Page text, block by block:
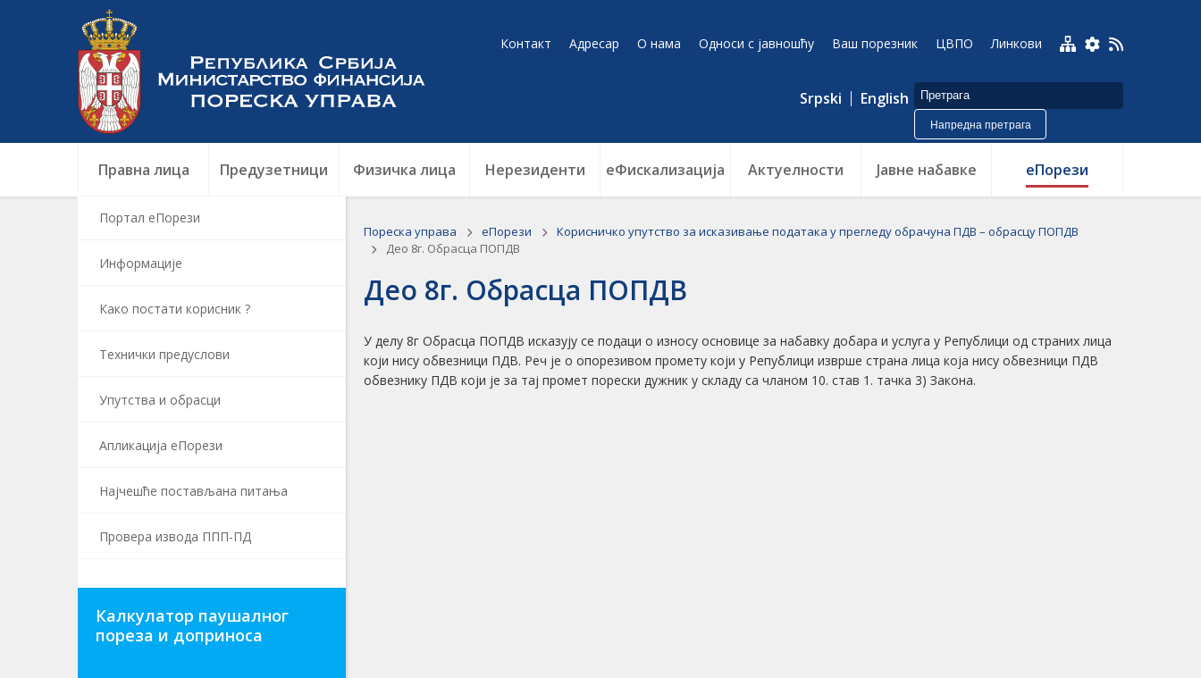
Контакт Адресар О нама Односи с јавношћу Ваш порезник ЦВПО Линкови
Srpski English
Напредна претрага
Правна лица Предузетници Физичка лица Нерезиденти еФискализација Актуелности Jавне набавке еПорези
Портал еПорези
Информацијe
Како постати корисник ?
Технички предуслови
Упутства и обрасци
Апликација еПорези
Најчешће постављана питања
Провера извода ППП-ПД
Калкулатор паушалног
пореза и доприноса
Пореска управа еПорези
Корисничко упутство за исказивање података у прегледу обрачуна ПДВ – обрасцу ПОПДВ
Део 8г. Обрасца ПОПДВ
Део 8г. Обрасца ПОПДВ
У делу 8г Обрасца ПОПДВ исказују се подаци о износу основице за набавку добара и услуга у Републици од страних лица
који нису обвезници ПДВ. Реч је о опорезивом промету који у Републици изврше страна лица која нису обвезници ПДВ
обвезнику ПДВ који је за тај промет порески дужник у складу са чланом 10. став 1. тачка 3) Закона.